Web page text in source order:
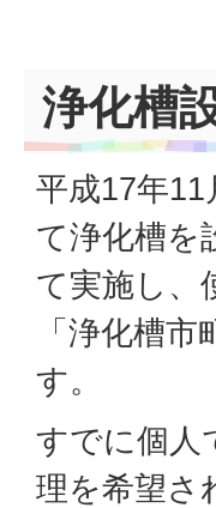
浄化槽
平成17年
て浄化槽を
て実施し、
「浄化槽
す。
すでに個人
理を希望さ